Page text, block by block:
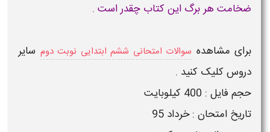
ضخامت هر برگ این کتاب چقدر است .
برای مشاهده سوالات امتحانی ششم ابتدایی نوبت دوم سایر
دروس کلیک کنید .
حجم فایل : 400 کیلوبایت
تاریخ امتحان : خرداد 95